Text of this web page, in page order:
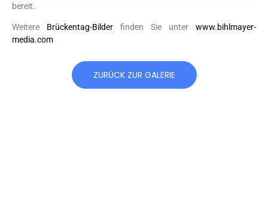
bereit.
Weitere Brückentag-Bilder finden Sie unter www.bihlmayer-
media.com
ZURÜCK ZUR GALERIE